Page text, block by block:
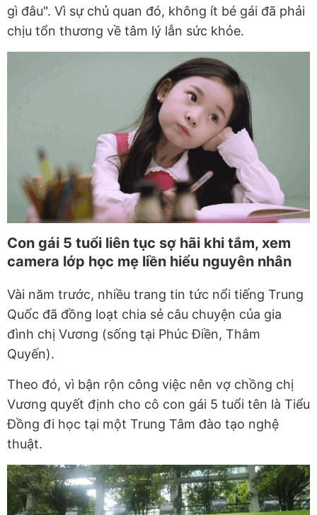
gì đâu". Vì sự chủ quan đó, không ít bé gái đã phải
chịu tổn thương về tâm lý lẫn sức khỏe.
Con gái 5 tuổi liên tục sợ hãi khi tắm, xem
camera lớp học mẹ liền hiểu nguyên nhân
Vài năm trước, nhiều trang tin tức nổi tiếng Trung
Quốc đã đồng loạt chia sẻ câu chuyện của gia
đình chị Vương (sống tại Phúc Điền, Thâm
Quyến).
Theo đó, vì bận rộn công việc nên vợ chồng chị
Vương quyết định cho cô con gái 5 tuổi tên là Tiểu
Đồng đi học tại một Trung Tâm đào tạo nghệ
thuật.